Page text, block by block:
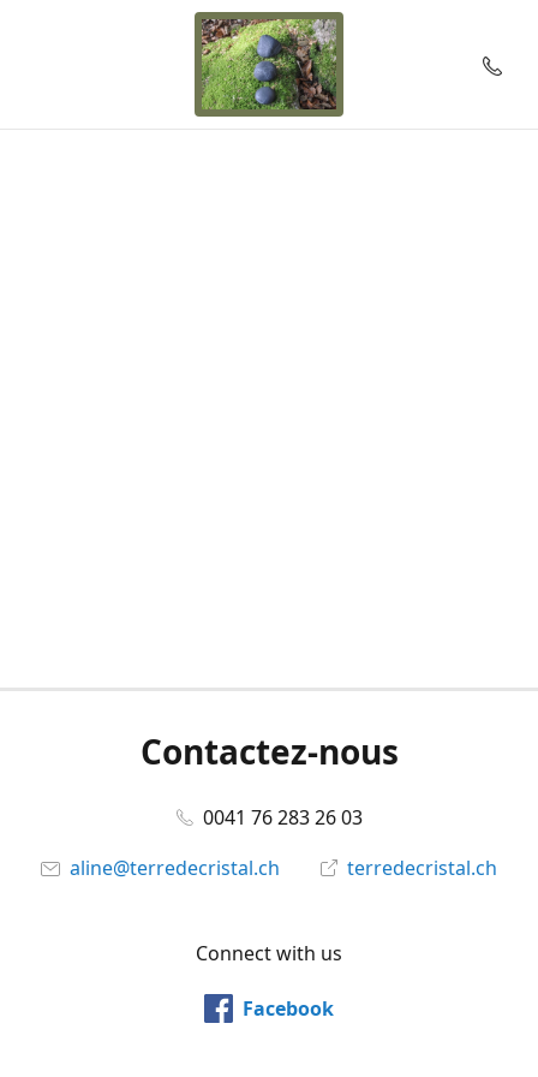
Contactez-nous
0041 76 283 26 03
aline@terredecristal.ch
terredecristal.ch
Connect with us
Facebook